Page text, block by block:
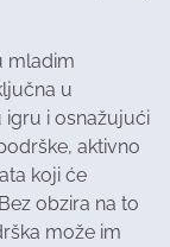
mladim
u
i osnažujući
aktivno
koji će
obzira na to
može im